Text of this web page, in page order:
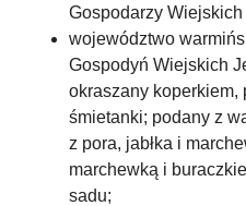
Gospodarzy Wiejskich
województwo
Gospodyń Wiejskich
okraszany koperkiem,
śmietanki; podany z
z pora, jabłka i
marchewką i
sadu;